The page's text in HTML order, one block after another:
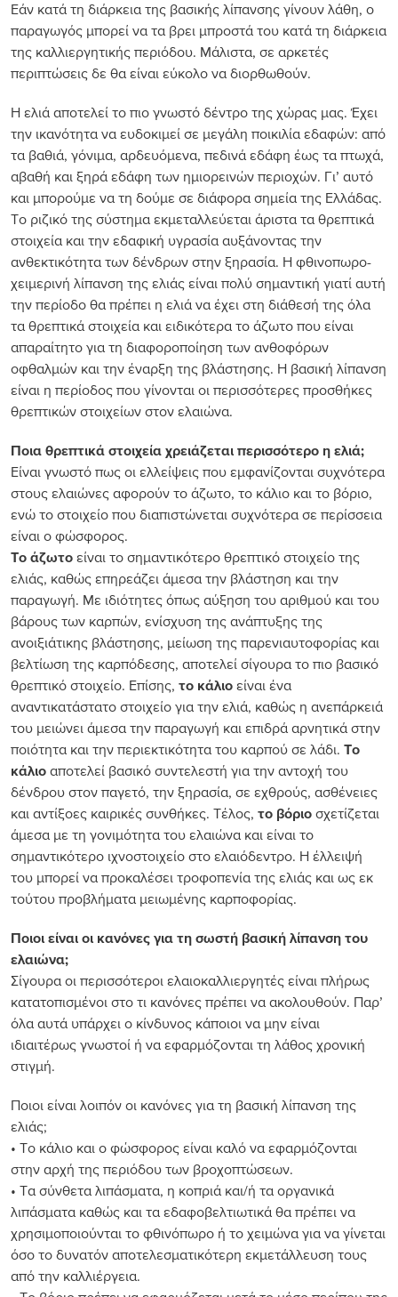
Εάν κατά τη διάρκεια της βασικής λίπανσης γίνουν λάθη, ο
παραγωγός μπορεί να τα βρει μπροστά του κατά τη διάρκεια
της καλλιεργητικής περιόδου. Μάλιστα, σε αρκετές
περιπτώσεις δε θα είναι εύκολο να διορθωθούν.
Η ελιά αποτελεί το πιο γνωστό δέντρο της χώρας μας. Έχει
την ικανότητα να ευδοκιμεί σε μεγάλη ποικιλία εδαφών: από
τα βαθιά, γόνιμα, αρδευόμενα, πεδινά εδάφη έως τα πτωχά,
αβαθή και ξηρά εδάφη των ημιορεινών περιοχών. Γι’ αυτό
και μπορούμε να τη δούμε σε διάφορα σημεία της Ελλάδας.
Το ριζικό της σύστημα εκμεταλλεύεται άριστα τα θρεπτικά
στοιχεία και την εδαφική υγρασία αυξάνοντας την
ανθεκτικότητα των δένδρων στην ξηρασία. Η φθινοπωρο-
χειμερινή λίπανση της ελιάς είναι πολύ σημαντική γιατί αυτή
την περίοδο θα πρέπει η ελιά να έχει στη διάθεσή της όλα
τα θρεπτικά στοιχεία και ειδικότερα το άζωτο που είναι
απαραίτητο για τη διαφοροποίηση των ανθοφόρων
οφθαλμών και την έναρξη της βλάστησης. Η βασική λίπανση
είναι η περίοδος που γίνονται οι περισσότερες προσθήκες
θρεπτικών στοιχείων στον ελαιώνα.
Ποια θρεπτικά στοιχεία χρειάζεται περισσότερο η ελιά;
Είναι γνωστό πως οι ελλείψεις που εμφανίζονται συχνότερα
στους ελαιώνες αφορούν το άζωτο, το κάλιο και το βόριο,
ενώ το στοιχείο που διαπιστώνεται συχνότερα σε περίσσεια
είναι ο φώσφορος.
Το άζωτο είναι το σημαντικότερο θρεπτικό στοιχείο της
ελιάς, καθώς επηρεάζει άμεσα την βλάστηση και την
παραγωγή. Με ιδιότητες όπως αύξηση του αριθμού και του
βάρους των καρπών, ενίσχυση της ανάπτυξης της
ανοιξιάτικης βλάστησης, μείωση της παρενιαυτοφορίας και
βελτίωση της καρπόδεσης, αποτελεί σίγουρα το πιο βασικό
θρεπτικό στοιχείο. Επίσης, το κάλιο είναι ένα
αναντικατάστατο στοιχείο για την ελιά, καθώς η ανεπάρκειά
του μειώνει άμεσα την παραγωγή και επιδρά αρνητικά στην
ποιότητα και την περιεκτικότητα του καρπού σε λάδι. Το
κάλιο αποτελεί βασικό συντελεστή για την αντοχή του
δένδρου στον παγετό, την ξηρασία, σε εχθρούς, ασθένειες
και αντίξοες καιρικές συνθήκες. Τέλος, το βόριο σχετίζεται
άμεσα με τη γονιμότητα του ελαιώνα και είναι το
σημαντικότερο ιχνοστοιχείο στο ελαιόδεντρο. Η έλλειψή
του μπορεί να προκαλέσει τροφοπενία της ελιάς και ως εκ
τούτου προβλήματα μειωμένης καρποφορίας.
Ποιοι είναι οι κανόνες για τη σωστή βασική λίπανση του
ελαιώνα;
Σίγουρα οι περισσότεροι ελαιοκαλλιεργητές είναι πλήρως
κατατοπισμένοι στο τι κανόνες πρέπει να ακολουθούν. Παρ’
όλα αυτά υπάρχει ο κίνδυνος κάποιοι να μην είναι
ιδιαιτέρως γνωστοί ή να εφαρμόζονται τη λάθος χρονική
στιγμή.
Ποιοι είναι λοιπόν οι κανόνες για τη βασική λίπανση της
ελιάς;
• Το κάλιο και ο φώσφορος είναι καλό να εφαρμόζονται
στην αρχή της περιόδου των βροχοπτώσεων.
• Τα σύνθετα λιπάσματα, η κοπριά και/ή τα οργανικά
λιπάσματα καθώς και τα εδαφοβελτιωτικά θα πρέπει να
χρησιμοποιούνται το φθινόπωρο ή το χειμώνα για να γίνεται
όσο το δυνατόν αποτελεσματικότερη εκμετάλλευση τους
από την καλλιέργεια.